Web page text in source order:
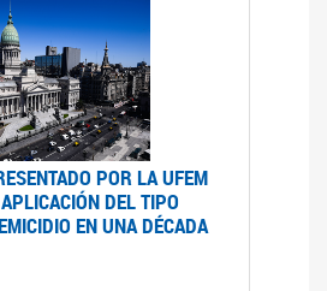
POR LA UFEM
DEL TIPO
EN UNA DÉCADA